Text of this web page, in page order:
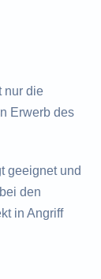
nur die
Erwerb des
geeignet und
den
in Angriff